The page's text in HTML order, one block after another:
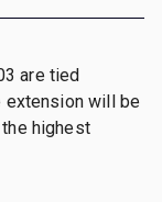
are tied
extension will be
highest